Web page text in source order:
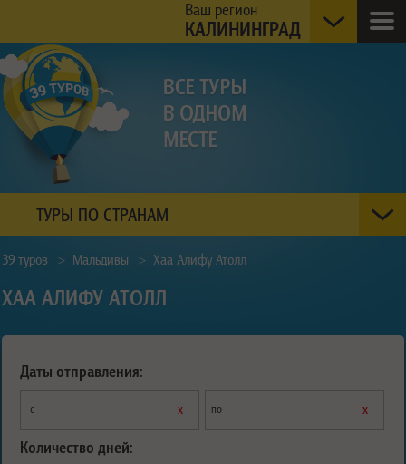
Ваш регион
КАЛИНИНГРАД
ТУРЫ ПО СТРАНАМ
39 туров > Мальдивы > Хаа Алифу Атолл
ХАА АЛИФУ АТОЛЛ
Даты отправления:
с х по х
Количество дней: